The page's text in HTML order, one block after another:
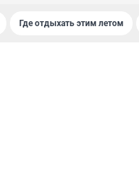
Где отдыхать этим летом